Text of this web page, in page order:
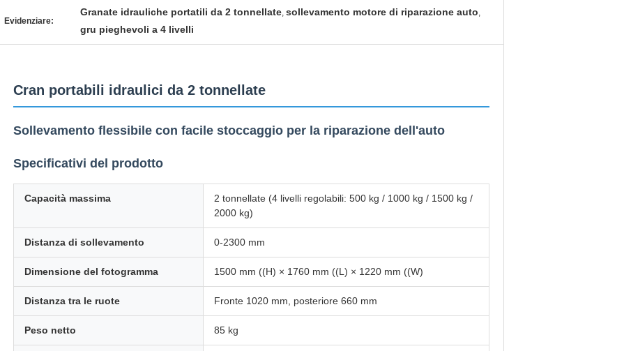
Evidenziare:
Granate idrauliche portatili da 2 tonnellate, sollevamento motore di riparazione auto,
gru pieghevoli a 4 livelli
Cran portabili idraulici da 2 tonnellate
Sollevamento flessibile con facile stoccaggio per la riparazione dell'auto
Specificativi del prodotto
Capacità massima
2 tonnellate (4 livelli regolabili: 500 kg / 1000 kg / 1500 kg /
2000 kg)
Distanza di sollevamento 0-2300 mm
Dimensione del fotogramma 1500 mm ((H) × 1760 mm ((L) × 1220 mm ((W)
Distanza tra le ruote Fronte 1020 mm, posteriore 660 mm
Peso netto 85 kg